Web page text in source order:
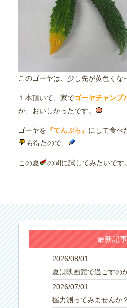
このゴーヤは、少し先が黄色くな
１本頂いて、家でゴーヤチャンプ
が、おいしかったです。
ゴーヤを 『てんぷら』 にして食べ
も得たので、
この夏 の間に試してみたいです。
最新記事
2026/08/01
夏は映画館で過ごすの
2026/07/01
握力測ってみませんか